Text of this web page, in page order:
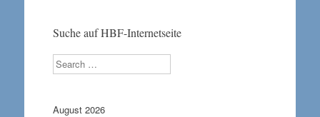
Suche auf HBF-Internetseite
Search
August 2026